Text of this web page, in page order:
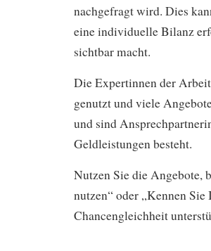
nachgefragt wird. Dies
eine individuelle Bilanz
sichtbar macht.
Die Expertinnen der
genutzt und viele
und sind
Geldleistungen besteht.
Nutzen Sie die Angebote,
nutzen“ oder „Kennen
Chancengleichheit